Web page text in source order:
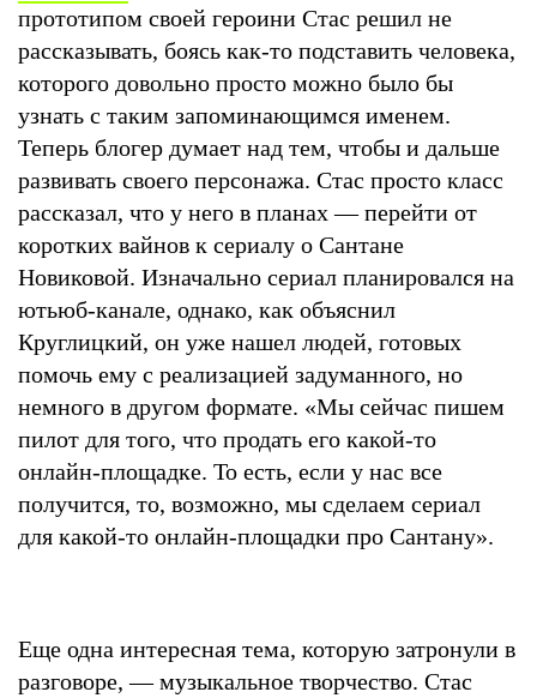
прототипом своей героини Стас решил не
рассказывать, боясь как-то подставить человека,
которого довольно просто можно было бы
узнать с таким запоминающимся именем.
Теперь блогер думает над тем, чтобы и дальше
развивать своего персонажа. Стас просто класс
рассказал, что у него в планах — перейти от
коротких вайнов к сериалу о Сантане
Новиковой. Изначально сериал планировался на
ютьюб-канале, однако, как объяснил
Круглицкий, он уже нашел людей, готовых
помочь ему с реализацией задуманного, но
немного в другом формате. «Мы сейчас пишем
пилот для того, что продать его какой-то
онлайн-площадке. То есть, если у нас все
получится, то, возможно, мы сделаем сериал
для какой-то онлайн-площадки про Сантану».
Еще одна интересная тема, которую затронули в
разговоре, — музыкальное творчество. Стас